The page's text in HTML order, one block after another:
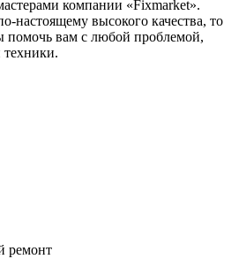
компании «Fixmarket».
настоящему высокого качества, то
помочь вам с любой проблемой,
техники.
ремонт